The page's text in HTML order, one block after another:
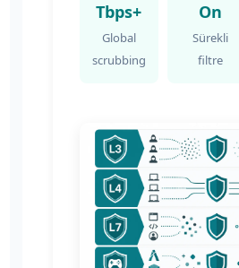
Tbps+
Global
scrubbing
On
Sürekli
filtre